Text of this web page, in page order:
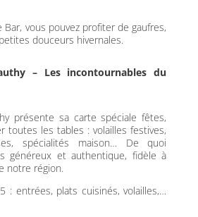
Bar, vous pouvez profiter de gaufres,
douceurs hivernales.
– Les incontournables du
présente sa carte spéciale fêtes,
toutes les tables : volailles festives,
spécialités maison… De quoi
généreux et authentique, fidèle à
notre région.
: entrées, plats cuisinés, volailles,…